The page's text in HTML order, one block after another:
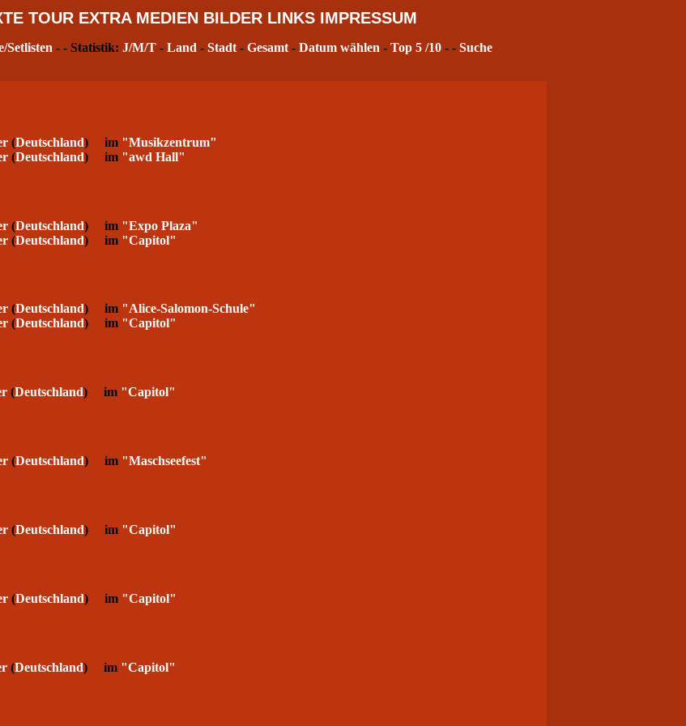
TOUR EXTRA MEDIEN BILDER LINKS IMPRESSUM
Setlisten - - Statistik: J/M/T- Land - Stadt- Gesamt- Datum wählen - Top 5 /10- - Suche
(Deutschland) im "Musikzentrum"
(Deutschland) im "awd Hall"
(Deutschland) im "Expo Plaza"
(Deutschland) im "Capitol"
(Deutschland) im "Alice-Salomon-Schule"
(Deutschland) im "Capitol"
(Deutschland) im "Capitol"
(Deutschland) im "Maschseefest"
(Deutschland) im "Capitol"
(Deutschland) im "Capitol"
(Deutschland) im "Capitol"